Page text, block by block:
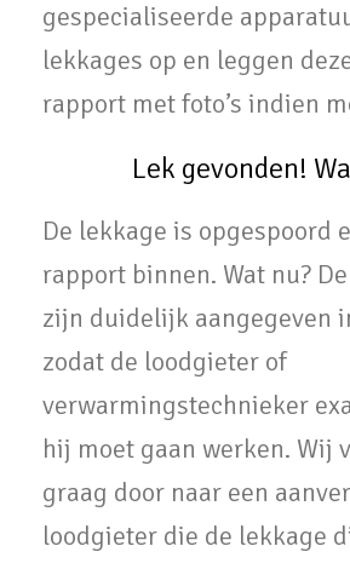
gespecialiseerde
lekkages op en leggen
rapport met foto’s indien
Lek gevonden!
De lekkage is opgespoord
rapport binnen. Wat nu?
zijn duidelijk aangegeven
zodat de loodgieter of
verwarmingstechnieker
hij moet gaan werken. Wij
graag door naar een
loodgieter die de lekkage